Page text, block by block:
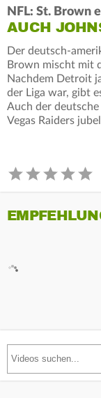
NFL: St. Brown
AUCH
Der deutsch-
Brown mischt mit
Nachdem Detroit
der Liga war, gibt
Auch der deutsche
Vegas Raiders